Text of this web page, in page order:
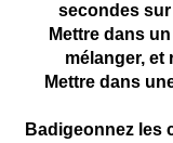
secondes
Mettre dans
mélanger, et
Mettre dans
Badigeonnez les